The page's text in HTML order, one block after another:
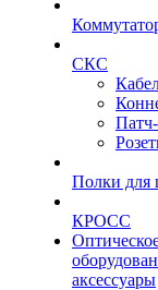
СКС
Полки для
КРОСС
аксессуары